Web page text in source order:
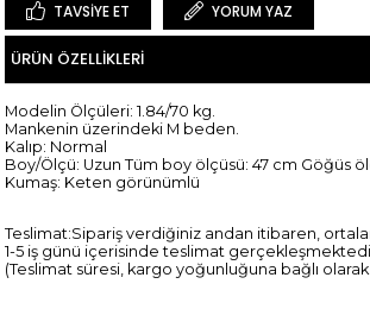
TAVSIYE ET YORUM YAZ
ÜRÜN ÖZELLIKLERI
Modelin Ölçüleri: 1.84/70 kg.
Mankenin üzerindeki M beden.
Kalıp: Normal
Boy/Ölçü: Uzun Tüm boy ölçüsü: 47 cm Göğüs
Kumaş: Keten görünümlü
Teslimat:Sipariş verdiğiniz andan itibaren,
1-5 iş günü içerisinde teslimat
(Teslimat süresi, kargo yoğunluğuna bağlı